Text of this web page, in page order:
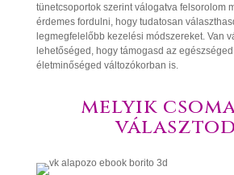
tünetcsoportok szerint válogatva felsorolom
érdemes fordulni, hogy tudatosan
legmegfelelőbb kezelési módszereket. Van
lehetőséged, hogy támogasd az
életminőséged változókorban is.
melyik